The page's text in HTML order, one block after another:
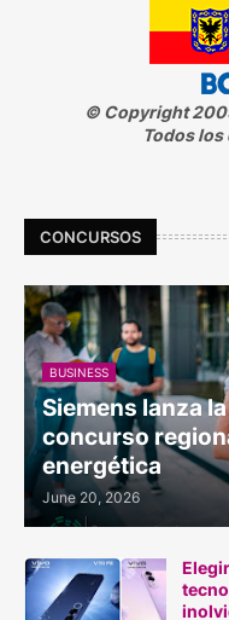
© Copyright
Todos
CONCURSOS
BUSINESS
Siemens lanza
concurso
energética
June 20, 2026